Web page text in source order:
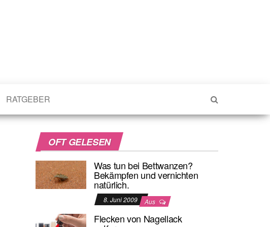
RATGEBER
OFT GELESEN
Was tun bei Bettwanzen?
Bekämpfen und vernichten
natürlich.
8. Juni 2009 Aus
Flecken von Nagellack